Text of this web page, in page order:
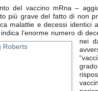
del vaccino mRna –
più grave del fatto di non
malattie e decessi identici
l’enorme numero di
nei